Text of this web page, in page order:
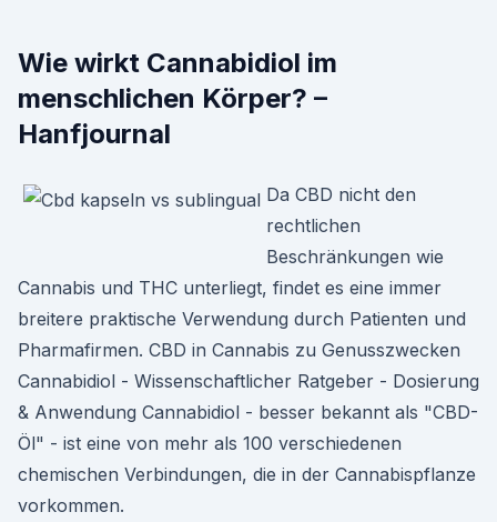
Wie wirkt Cannabidiol im
menschlichen Körper? –
Hanfjournal
Da CBD nicht den
rechtlichen
Beschränkungen wie
Cannabis und THC unterliegt, findet es eine immer
breitere praktische Verwendung durch Patienten und
Pharmafirmen. CBD in Cannabis zu Genusszwecken
Cannabidiol - Wissenschaftlicher Ratgeber - Dosierung
& Anwendung Cannabidiol - besser bekannt als "CBD-
Öl" - ist eine von mehr als 100 verschiedenen
chemischen Verbindungen, die in der Cannabispflanze
vorkommen.